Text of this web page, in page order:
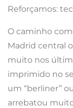
Reforçamos:
O caminho
Madrid central
muito nos
imprimido no
um “berliner”
arrebatou